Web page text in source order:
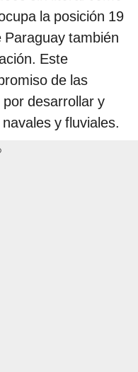
la posición 19
también
Este
de las
desarrollar y
y fluviales.